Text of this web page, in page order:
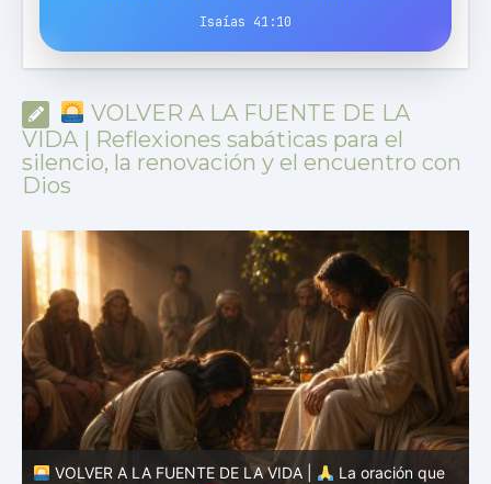
Isaías 41:10
VOLVER A LA FUENTE DE LA
VIDA | Reflexiones sabáticas para el
silencio, la renovación y el encuentro con
Dios
VOLVER A LA FUENTE DE LA VIDA |
La oración que